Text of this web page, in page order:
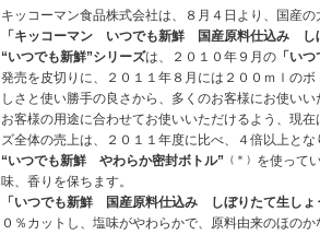
キッコーマン食品株式会社は、８月４日より、国産
「キッコーマン いつでも新鮮 国産原料仕込み し
“いつでも新鮮”シリーズは、２０１０年９月の 「い
発売を皮切りに、２０１１年８月には２００ｍｌの
しさと使い勝手の良さから、多くのお客様にお使いい
お客様の用途に合わせてお使いいただけるよう、現
ズ全体の売上は、２０１１年度に比べ、４倍以上とな
“いつでも新鮮 やわらか密封ボトル” （＊） を使って
味、香りを保ちます。
「いつでも新鮮 国産原料仕込み しぼりたて生しょ
０％カットし、塩味がやわらかで、原料由来のほの